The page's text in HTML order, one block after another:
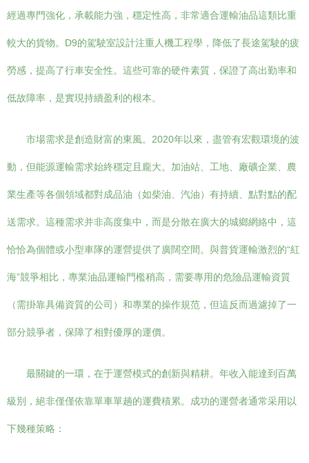
經過專門強化，承載能力強，穩定性高，非常適合運輸油品這類比重
較大的貨物。D9的駕駛室設計注重人機工程學，降低了長途駕駛的疲
勞感，提高了行車安全性。這些可靠的硬件素質，保證了高出勤率和
低故障率，是實現持續盈利的根本。
市場需求是創造財富的東風。2020年以來，盡管有宏觀環境的波
動，但能源運輸需求始終穩定且龐大。加油站、工地、廠礦企業、農
業生產等各個領域都對成品油（如柴油、汽油）有持續、點對點的配
送需求。這種需求并非高度集中，而是分散在廣大的城鄉網絡中，這
恰恰為個體或小型車隊的運營提供了廣闊空間。與普貨運輸激烈的“紅
海”競爭相比，專業油品運輸門檻稍高，需要專用的危險品運輸資質
（需掛靠具備資質的公司）和專業的操作規范，但這反而過濾掉了一
部分競爭者，保障了相對優厚的運價。
最關鍵的一環，在于運營模式的創新與精耕。年收入能達到百萬
級別，絕非僅僅依靠單車單趟的運費積累。成功的運營者通常采用以
下幾種策略：